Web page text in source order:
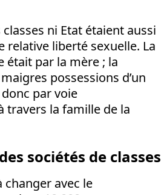
ni Etat étaient aussi
relative liberté sexuelle. La
était par la mère ; la
possessions d’un
par voie
travers la famille de la
sociétés de classes
changer avec le